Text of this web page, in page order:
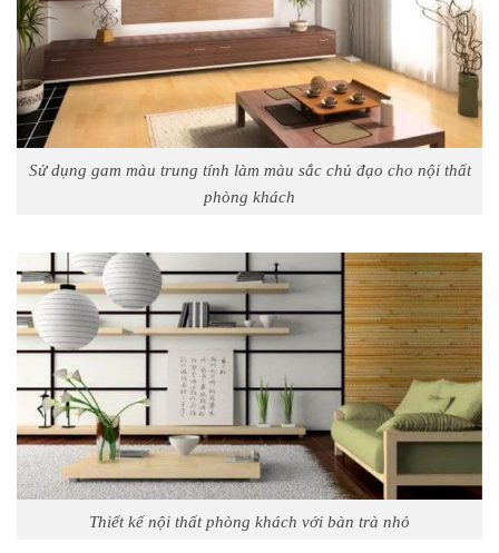
Sử dụng gam màu trung tính làm màu sắc chủ đạo cho nội thất
phòng khách
Thiết kế nội thất phòng khách với bàn trà nhỏ